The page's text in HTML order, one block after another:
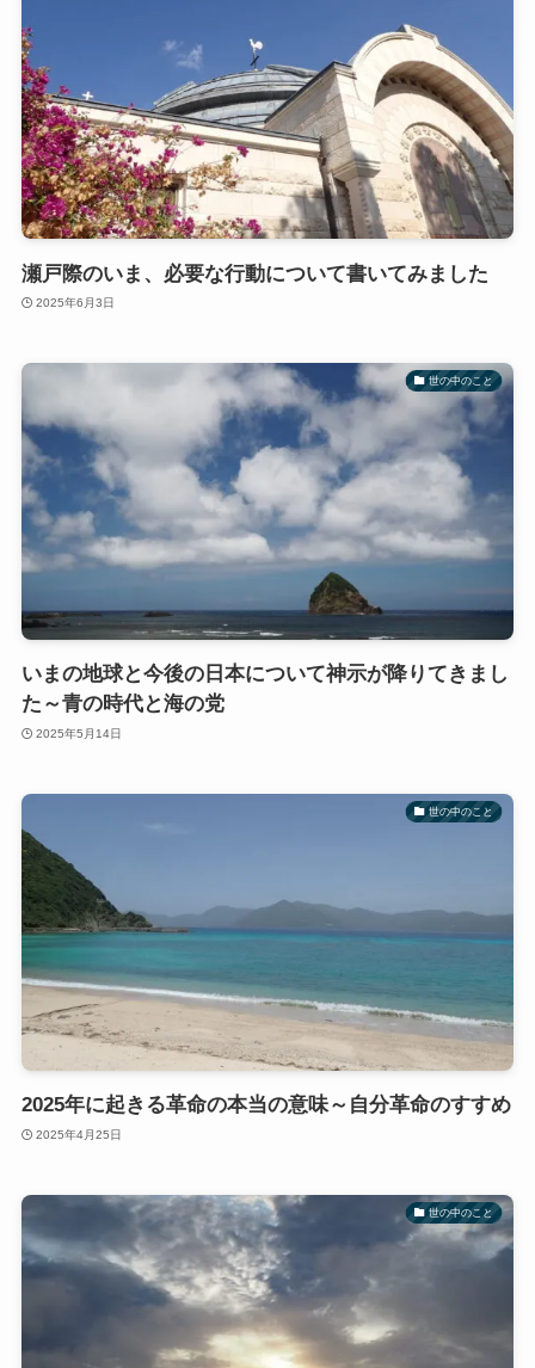
瀬戸際のいま、必要な行動について書いてみました
2025年6月3日
世の中のこと
いまの地球と今後の日本について神示が降りてきまし
た～青の時代と海の党
2025年5月14日
世の中のこと
2025年に起きる革命の本当の意味～自分革命のすすめ
2025年4月25日
世の中のこと